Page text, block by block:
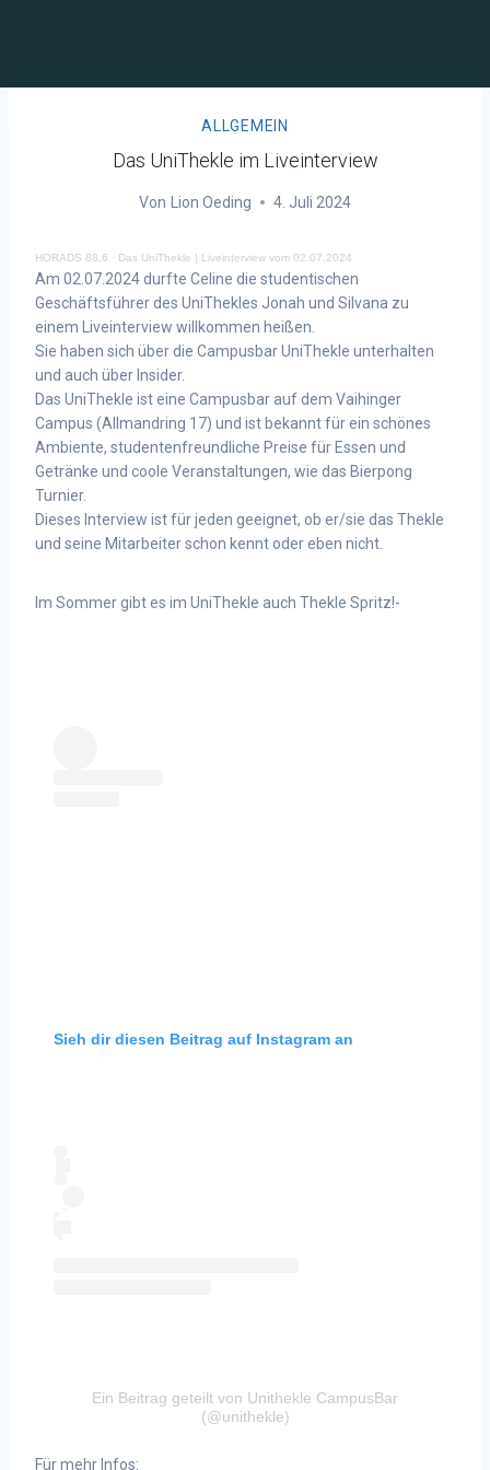
ALLGEMEIN
Das UniThekle im Liveinterview
Von Lion Oeding 4. Juli 2024
HORADS 88,6 · Das UniThekle | Liveinterview vom 02.07.2024
Am 02.07.2024 durfte Celine die studentischen
Geschäftsführer des UniThekles Jonah und Silvana zu
einem Liveinterview willkommen heißen.
Sie haben sich über die Campusbar UniThekle unterhalten
und auch über Insider.
Das UniThekle ist eine Campusbar auf dem Vaihinger
Campus (Allmandring 17) und ist bekannt für ein schönes
Ambiente, studentenfreundliche Preise für Essen und
Getränke und coole Veranstaltungen, wie das Bierpong
Turnier.
Dieses Interview ist für jeden geeignet, ob er/sie das Thekle
und seine Mitarbeiter schon kennt oder eben nicht.
Im Sommer gibt es im UniThekle auch Thekle Spritz!-
Sieh dir diesen Beitrag auf Instagram an
Ein Beitrag geteilt von Unithekle CampusBar
(@unithekle)
Für mehr Infos: